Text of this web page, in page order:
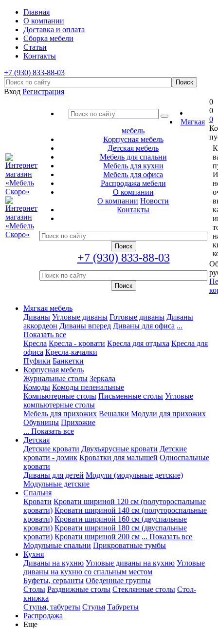
Главная
О компании
Доставка и оплата
Сборка мебели
Статьи
Контакты
+7 (930) 833-88-03
Вход Регистрация
Мягкая
мебель
Корпусная мебель
Детская мебель
Мебель для спальни
Мебель для кухни
Мебель для офиса
Распродажа мебели
О компании
О компании Новости
Контакты
+7 (930) 833-88-03
0
0
0
Мягкая мебель
Диваны Угловые диваны Готовые диваны Диваны
аккордеон Диваны вперед Диваны для офиса ...
Показать все
Кресла Кресла - кровати Кресла для отдыха Кресла для
офиса Кресла-качалки
Пуфики Банкетки
Корпусная мебель
Журнальные столы Зеркала
Комоды Комоды пеленальные
Компьютерные столы Письменные столы Угловые
компьютерные столы
Мебель для прихожих Вешалки Модули для прихожих
Обувницы Прихожие
... Показать все
Детская
Детские кровати Двухъярусные кровати Детские
кровати - домик Кроватки для малышей Односпальные
кровати
Диваны для детей Модули (модульные детские)
Модульные детские
Спальня
Кровати Кровати шириной 120 см (полутороспальные
кровати) Кровати шириной 140 см (полутороспальные
кровати) Кровати шириной 160 см (двуспальные
кровати) Кровати шириной 180 см (двуспальные
кровати) Кровати шириной 200 см ... Показать все
Модульные спальни Прикроватные тумбы
Кухня
Диваны на кухню Угловые диваны на кухню Угловые
диваны на кухню со спальным местом
Буфеты, серванты Обеденные группы
Столы Раздвижные столы Стеклянные столы Стол-
книжка
Стулья, табуреты Стулья Табуреты
Распродажа
Еще